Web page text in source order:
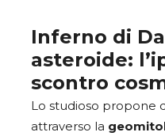
Inferno di
asteroide:
scontro
Lo studioso propone
attraverso la